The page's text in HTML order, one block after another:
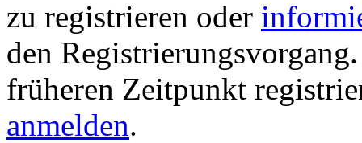
zu registrieren oder
den
früheren Zeitpunkt
anmelden.